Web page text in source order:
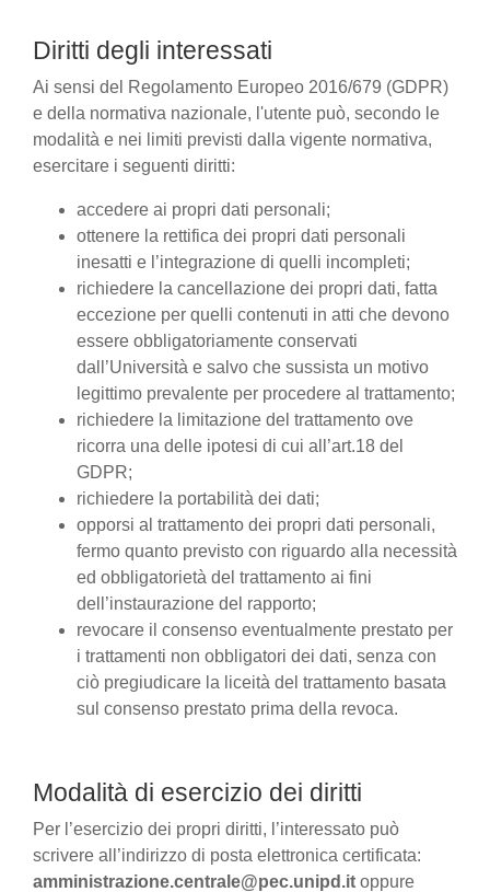
Diritti degli interessati
Ai sensi del Regolamento Europeo 2016/679 (GDPR)
e della normativa nazionale, l'utente può, secondo le
modalità e nei limiti previsti dalla vigente normativa,
esercitare i seguenti diritti:
accedere ai propri dati personali;
ottenere la rettifica dei propri dati personali
inesatti e l’integrazione di quelli incompleti;
richiedere la cancellazione dei propri dati, fatta
eccezione per quelli contenuti in atti che devono
essere obbligatoriamente conservati
dall’Università e salvo che sussista un motivo
legittimo prevalente per procedere al trattamento;
richiedere la limitazione del trattamento ove
ricorra una delle ipotesi di cui all’art.18 del
GDPR;
richiedere la portabilità dei dati;
opporsi al trattamento dei propri dati personali,
fermo quanto previsto con riguardo alla necessità
ed obbligatorietà del trattamento ai fini
dell’instaurazione del rapporto;
revocare il consenso eventualmente prestato per
i trattamenti non obbligatori dei dati, senza con
ciò pregiudicare la liceità del trattamento basata
sul consenso prestato prima della revoca.
Modalità di esercizio dei diritti
Per l’esercizio dei propri diritti, l’interessato può
scrivere all’indirizzo di posta elettronica certificata:
amministrazione.centrale@pec.unipd.it oppure